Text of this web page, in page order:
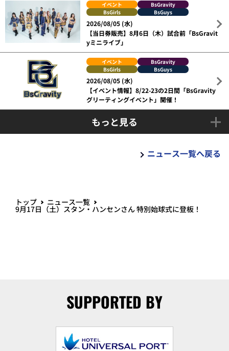
イベント
BsGravity
BsGirls
BsGuys
2026/08/05 (水)
【当日券販売】8月6日（木）試合前「BsGravit
yミニライブ」
イベント
BsGravity
BsGirls
BsGuys
2026/08/05 (水)
【イベント情報】8/22-23の2日間「BsGravity
グリーティングイベント」開催！
もっと見る
ニュース一覧へ戻る
トップ ニュース一覧
9月17日（土）スタン・ハンセンさん 特別始球式に登板！
SUPPORTED BY